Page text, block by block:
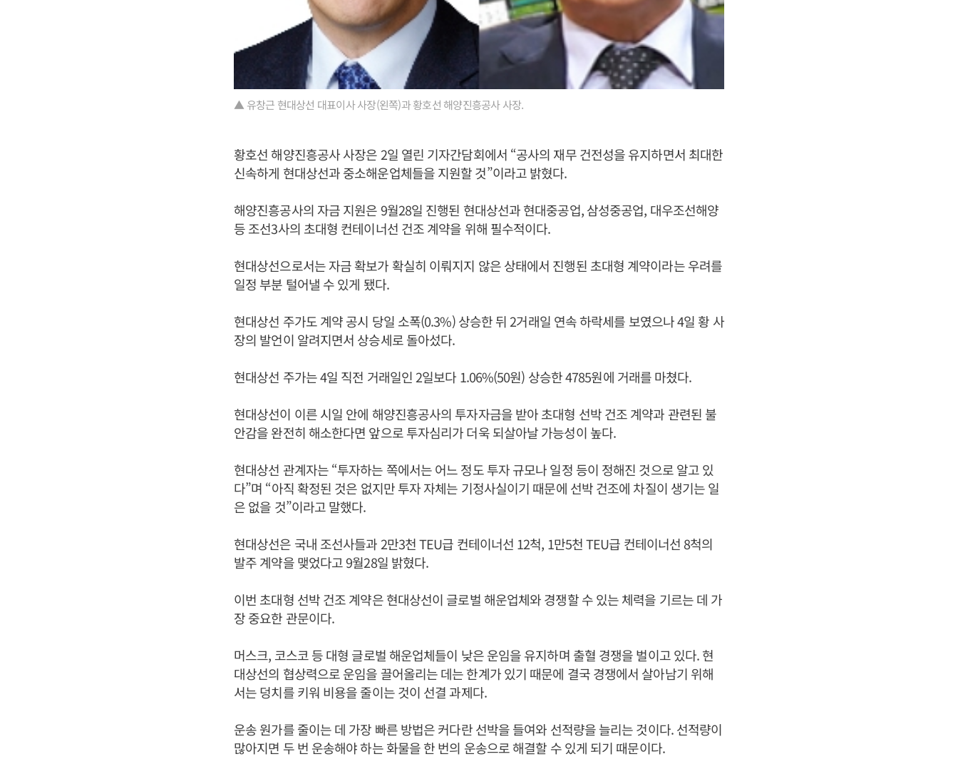
▲ 유창근 현대상선 대표이사 사장(왼쪽)과 황호선 해양진흥공사 사장.
황호선 해양진흥공사 사장은 2일 열린 기자간담회에서 “공사의 재무 건전성을 유지하면서 최대한
신속하게 현대상선과 중소해운업체들을 지원할 것”이라고 밝혔다.
해양진흥공사의 자금 지원은 9월28일 진행된 현대상선과 현대중공업, 삼성중공업, 대우조선해양
등 조선3사의 초대형 컨테이너선 건조 계약을 위해 필수적이다.
현대상선으로서는 자금 확보가 확실히 이뤄지지 않은 상태에서 진행된 초대형 계약이라는 우려를
일정 부분 털어낼 수 있게 됐다.
현대상선 주가도 계약 공시 당일 소폭(0.3%) 상승한 뒤 2거래일 연속 하락세를 보였으나 4일 황 사
장의 발언이 알려지면서 상승세로 돌아섰다.
현대상선 주가는 4일 직전 거래일인 2일보다 1.06%(50원) 상승한 4785원에 거래를 마쳤다.
현대상선이 이른 시일 안에 해양진흥공사의 투자자금을 받아 초대형 선박 건조 계약과 관련된 불
안감을 완전히 해소한다면 앞으로 투자심리가 더욱 되살아날 가능성이 높다.
현대상선 관계자는 “투자하는 쪽에서는 어느 정도 투자 규모나 일정 등이 정해진 것으로 알고 있
다”며 “아직 확정된 것은 없지만 투자 자체는 기정사실이기 때문에 선박 건조에 차질이 생기는 일
은 없을 것”이라고 말했다.
현대상선은 국내 조선사들과 2만3천 TEU급 컨테이너선 12척, 1만5천 TEU급 컨테이너선 8척의
발주 계약을 맺었다고 9월28일 밝혔다.
이번 초대형 선박 건조 계약은 현대상선이 글로벌 해운업체와 경쟁할 수 있는 체력을 기르는 데 가
장 중요한 관문이다.
머스크, 코스코 등 대형 글로벌 해운업체들이 낮은 운임을 유지하며 출혈 경쟁을 벌이고 있다. 현
대상선의 협상력으로 운임을 끌어올리는 데는 한계가 있기 때문에 결국 경쟁에서 살아남기 위해
서는 덩치를 키워 비용을 줄이는 것이 선결 과제다.
운송 원가를 줄이는 데 가장 빠른 방법은 커다란 선박을 들여와 선적량을 늘리는 것이다. 선적량이
많아지면 두 번 운송해야 하는 화물을 한 번의 운송으로 해결할 수 있게 되기 때문이다.